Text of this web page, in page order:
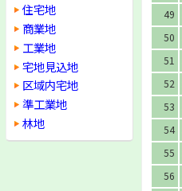
住宅地
商業地
工業地
宅地見込地
区域内宅地
準工業地
林地
49
50
51
52
53
54
55
56